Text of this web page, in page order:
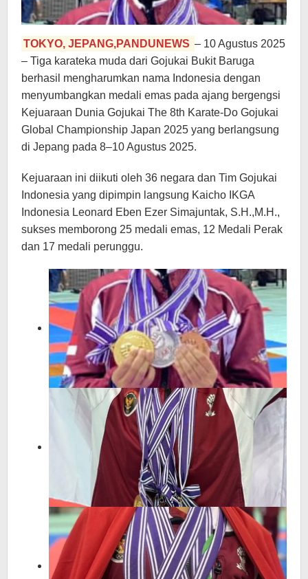
TOKYO, JEPANG,PANDUNEWS – 10 Agustus 2025
– Tiga karateka muda dari Gojukai Bukit Baruga
berhasil mengharumkan nama Indonesia dengan
menyumbangkan medali emas pada ajang bergengsi
Kejuaraan Dunia Gojukai The 8th Karate-Do Gojukai
Global Championship Japan 2025 yang berlangsung
di Jepang pada 8–10 Agustus 2025.
Kejuaraan ini diikuti oleh 36 negara dan Tim Gojukai
Indonesia yang dipimpin langsung Kaicho IKGA
Indonesia Leonard Eben Ezer Simajuntak, S.H.,M.H.,
sukses memborong 25 medali emas, 12 Medali Perak
dan 17 medali perunggu.